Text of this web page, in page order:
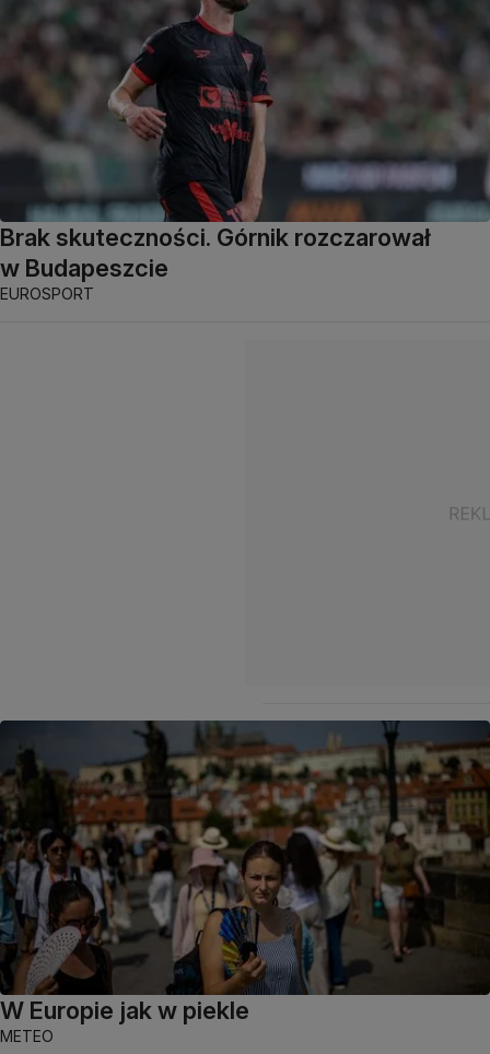
Brak skuteczności. Górnik rozczarował
w Budapeszcie
EUROSPORT
W Europie jak w piekle
METEO